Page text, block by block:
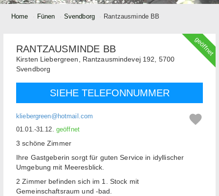
Home Fünen Svendborg Rantzausminde BB
geöffnet
RANTZAUSMINDE BB
Kirsten Liebergreen, Rantzausmindevej 192,
5700
Svendborg
SIEHE TELEFONNUMMER
kliebergreen@hotmail.com
01.01.-31.12. geöffnet
3 schöne Zimmer
Ihre Gastgeberin sorgt für guten Service in idyllischer
Umgebung mit Meeresblick.
2 Zimmer befinden sich im 1. Stock mit
Gemeinschaftsraum und -bad.